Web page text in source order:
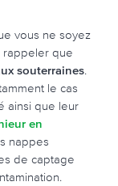
vous ne soyez
rappeler que
souterraines.
le cas
ainsi que leur
en
nappes
de captage